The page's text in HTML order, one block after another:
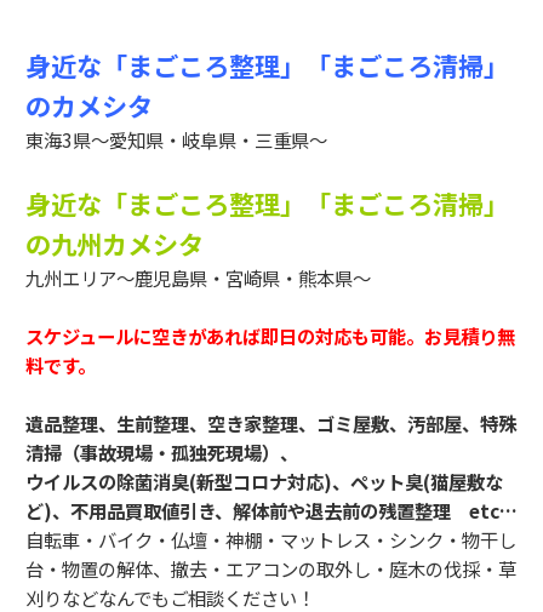
身近な「まごころ整理」「まごころ清掃」
のカメシタ
東海3県～愛知県・岐阜県・三重県～
身近な「まごころ整理」「まごころ清掃」
の九州カメシタ
九州エリア～鹿児島県・宮崎県・熊本県～
スケジュールに空きがあれば即日の対応も可能。お見積り無
料です。
遺品整理、生前整理、空き家整理、ゴミ屋敷、汚部屋、特殊
清掃（事故現場・孤独死現場）、
ウイルスの除菌消臭(新型コロナ対応)、ペット臭(猫屋敷な
ど)、不用品買取値引き、解体前や退去前の残置整理 etc…
自転車・バイク・仏壇・神棚・マットレス・シンク・物干し
台・物置の解体、撤去・エアコンの取外し・庭木の伐採・草
刈りなどなんでもご相談ください！